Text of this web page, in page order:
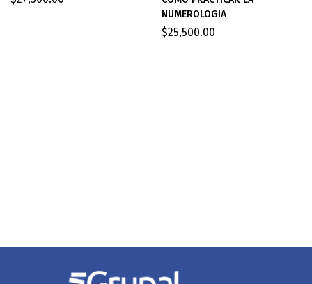
NUMEROLOGIA
$25,500.00